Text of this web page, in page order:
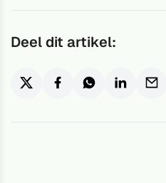
Deel dit artikel: